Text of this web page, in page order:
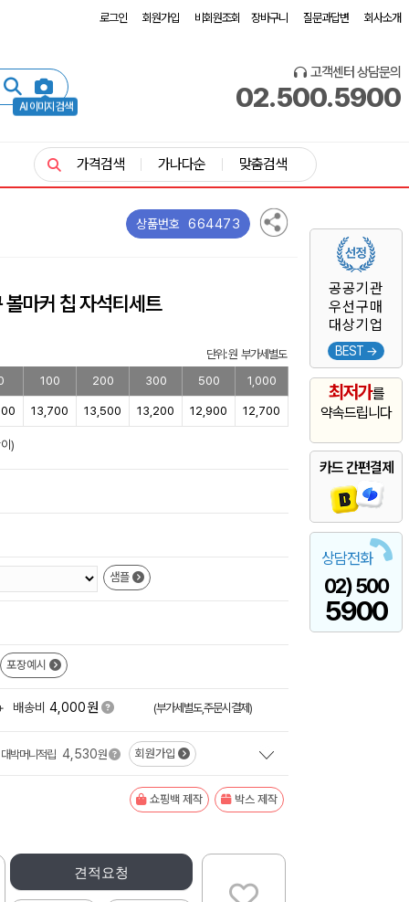
로그인 회원가입 비회원조회 장바구니 질문과답변 회사소개
AI 이미지 검색
고객센터 상담문의
02.500.5900
공공기관
우선구매
대상기업
BEST →
최저가를
약속드립니다
카드 간편결제
상담전화
02) 500
5900
가격검색 가나다순 맞춤검색
상품번호 664473
마커 칩 자석티세트
단위: 원 부가세별도
100 200 300 500 1,000
13,700 13,500 13,200 12,900 12,700
)
샘플
포장예시
배송비 4,000원 (부가세별도,주문시결제)
대박머니적립 4,530원 회원가입
쇼핑백 제작 박스 제작
견적요청